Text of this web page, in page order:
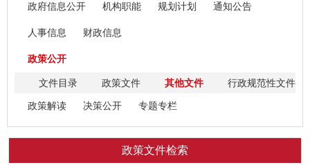
政府信息公开 机构职能 规划计划 通知公告
人事信息 财政信息
政策公开
文件目录 政策文件 其他文件 行政规范性文件
政策解读 决策公开 专题专栏
政策文件检索